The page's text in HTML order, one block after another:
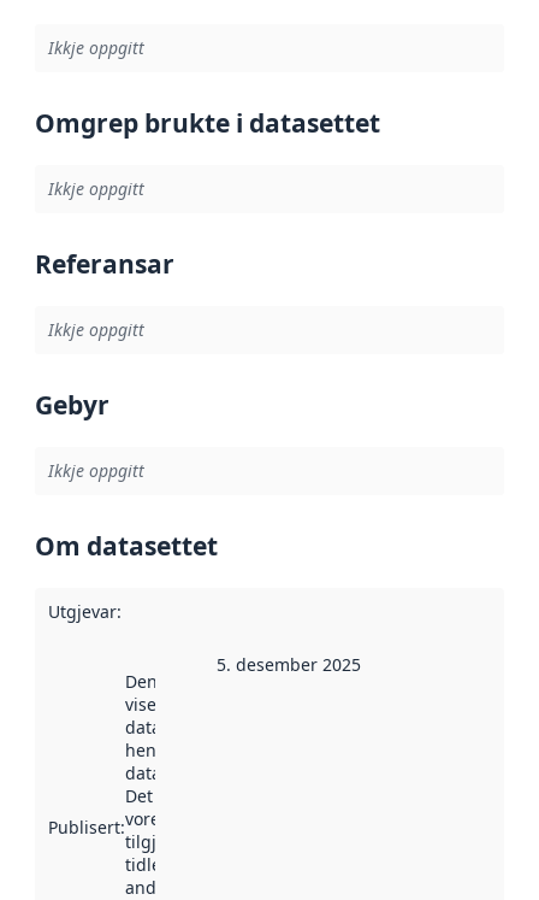
Ikkje oppgitt
Omgrep brukte i datasettet
Ikkje oppgitt
Referansar
Ikkje oppgitt
Gebyr
Ikkje oppgitt
Om datasettet
Utgjevar:
Publisert:
Denne datoen
viser når
datasettet vart
henta inn av
data.norge.no.
Det kan ha
vore
tilgjengeleg
tidlegare
andre stader.
5. desember 2025